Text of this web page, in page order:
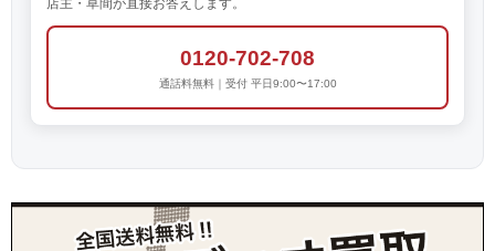
店主・草間が直接お答えします。
0120-702-708
通話料無料｜受付 平日9:00〜17:00